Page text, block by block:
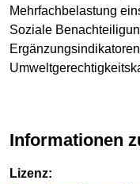
Mehrfachbelastung
Soziale
Informationen
Lizenz: